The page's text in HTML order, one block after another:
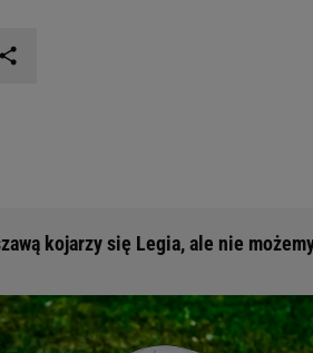
kojarzy się Legia, ale nie